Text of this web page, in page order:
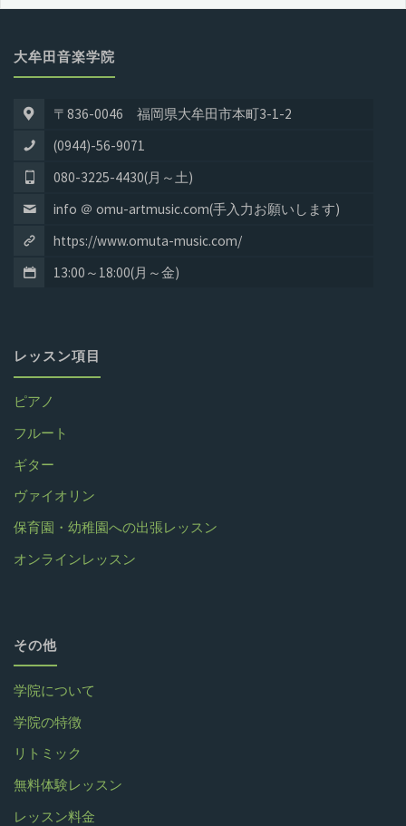
大牟田音楽学院
〒836-0046 福岡県大牟田市本町3-1-2
(0944)-56-9071
080-3225-4430(月～土)
info ＠ omu-artmusic.com(手入力お願いします)
https://www.omuta-music.com/
13:00～18:00(月～金)
レッスン項目
ピアノ
フルート
ギター
ヴァイオリン
保育園・幼稚園への出張レッスン
オンラインレッスン
その他
学院について
学院の特徴
リトミック
無料体験レッスン
レッスン料金